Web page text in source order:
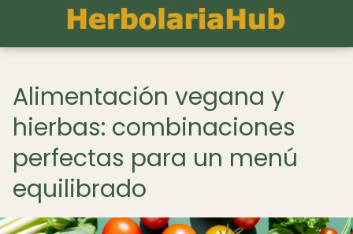
Alimentación vegana y
hierbas: combinaciones
perfectas para un menú
equilibrado